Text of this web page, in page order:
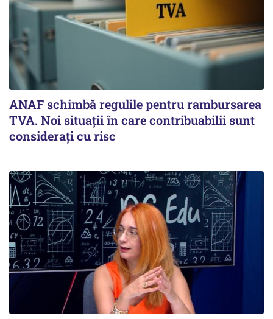
ANAF schimbă regulile pentru rambursarea
TVA. Noi situaţii în care contribuabilii sunt
consideraţi cu risc